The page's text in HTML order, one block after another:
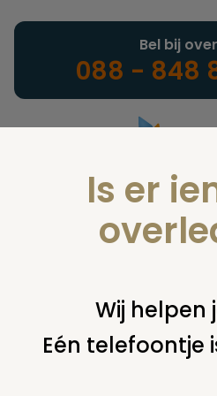
Landelijke
Bel bij
088 - 848
U bent hier: home juridisch
uitvaart eigen moeder niet bijwonen
Is er
Wij helpen
Eén telefoontje